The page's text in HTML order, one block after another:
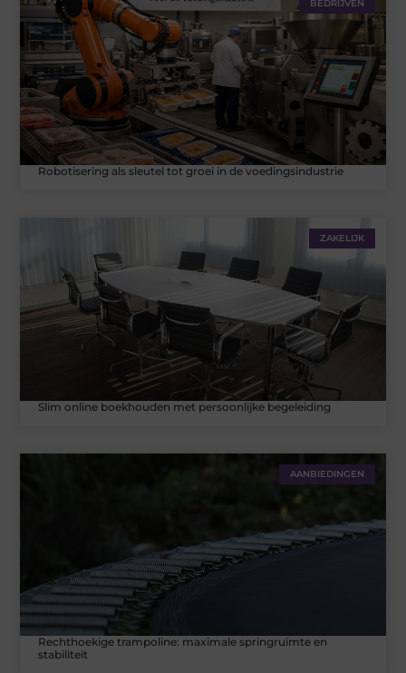
BEDRIJVEN
Robotisering als sleutel tot groei in de voedingsindustrie
ZAKELIJK
Slim online boekhouden met persoonlijke begeleiding
AANBIEDINGEN
Rechthoekige trampoline: maximale springruimte en
stabiliteit